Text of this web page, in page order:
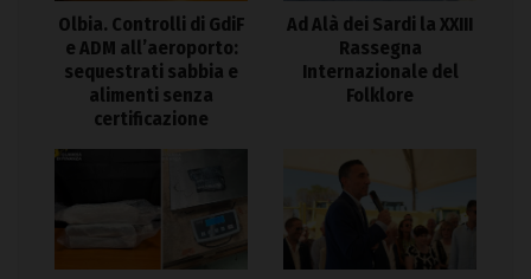
Olbia. Controlli di GdiF
e ADM all’aeroporto:
sequestrati sabbia e
alimenti senza
certificazione
Ad Alà dei Sardi la XXIII
Rassegna
Internazionale del
Folklore